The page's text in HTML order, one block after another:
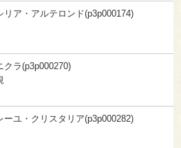
リア・アルテロンド(p3p000174)
クラ(p3p000270)
ーユ・クリスタリア(p3p000282)